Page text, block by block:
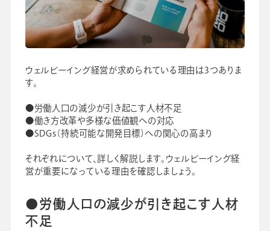
ウェルビーイング経営が求められている理由は3つありま
す。
●労働人口の減少が引き起こす人材不足
●働き方改革や多様な価値観への対応
●SDGs（持続可能な開発目標）への関心の高まり
それぞれについて、詳しく解説します。ウェルビーイング経
営が重要になっている理由を確認しましょう。
●労働人口の減少が引き起こす人材
不足